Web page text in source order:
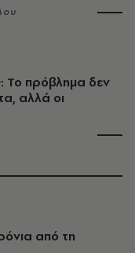
Το πρόβλημα δεν
αλλά οι
από τη